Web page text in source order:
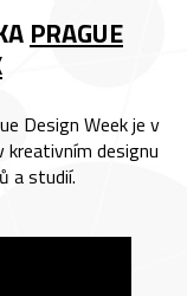
PRAGUE
Design Week je v
designu
a studií.